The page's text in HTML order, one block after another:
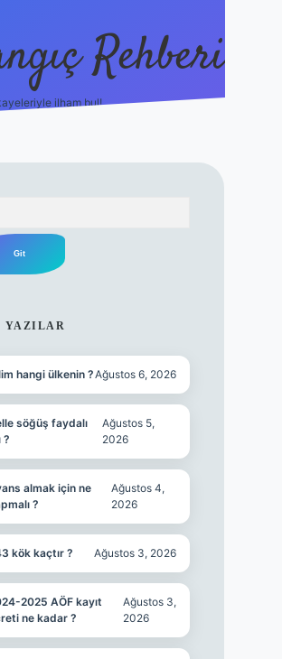
Rehberi
ilham bul!
YAZILAR
hangi ülkenin ?Ağustos 6, 2026
söğüş faydalı
?
Ağustos 5,
2026
almak için ne
?
Ağustos 4,
2026
kök kaçtır ? Ağustos 3, 2026
2025 AÖF kayıt
ne kadar ?
Ağustos 3,
2026
ilbet yeni giriş